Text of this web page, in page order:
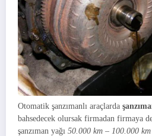
Otomatik şanzımanlı araçlarda
bahsedecek olursak firmadan firmaya
şanzıman yağı 50.000 km – 100.000 km